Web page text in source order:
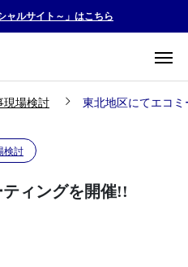
ャルサイト～」はこちら
現場検討 東北地区にてエコ
検討
ィングを開催!!